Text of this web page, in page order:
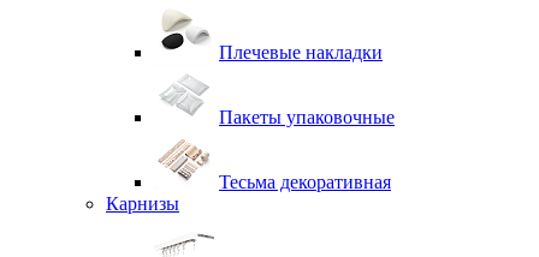
Плечевые накладки
Пакеты упаковочные
Тесьма декоративная
Карнизы